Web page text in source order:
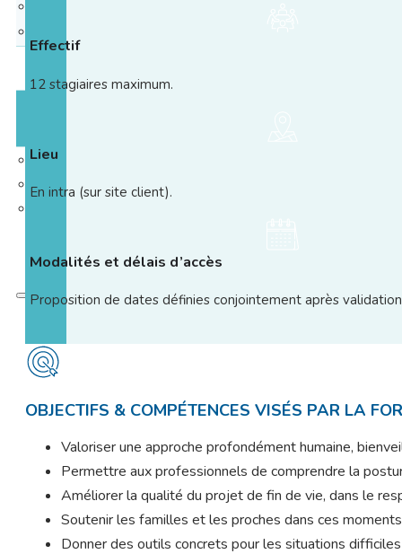
Contact
Effectif
12 stagiaires maximum.
Lieu
En intra (sur site client).
Modalités et délais d’accès
Proposition de dates définies conjointement après validation
OBJECTIFS & COMPÉTENCES VISÉS PAR LA
Valoriser une approche profondément humaine,
Permettre aux professionnels de comprendre la
Améliorer la qualité du projet de fin de vie, dans le
Soutenir les familles et les proches dans ces
Donner des outils concrets pour les situations